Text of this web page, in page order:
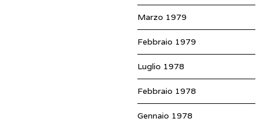
Marzo 1979
Febbraio 1979
Luglio 1978
Febbraio 1978
Gennaio 1978